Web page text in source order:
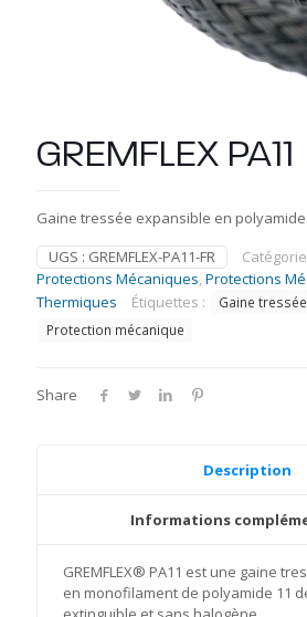
GREMFLEX PA11
Gaine tressée expansible en polyamide
UGS : GREMFLEX-PA11-FR
Protections Mécaniques Protections
Thermiques
Étiquettes : Gaine tressée
Protection mécanique
Share
Description
Informations
GREMFLEX® PA11 est une gaine
en monofilament de polyamide 11